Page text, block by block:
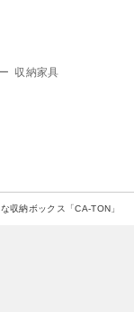
収納家具
収納ボックス「CA-TON」